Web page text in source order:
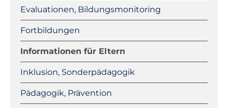
Evaluationen, Bildungsmonitoring
Fortbildungen
Informationen für Eltern
Inklusion, Sonderpädagogik
Pädagogik, Prävention